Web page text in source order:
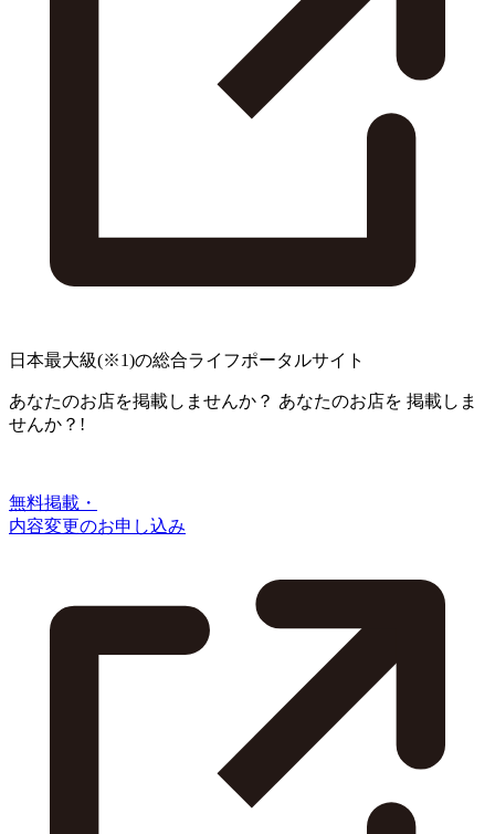
日本最大級(※1)の総合ライフポータルサイト
あなたのお店を掲載しませんか？ あなたのお店を 掲載しま
せんか？!
無料掲載・
内容変更のお申し込み